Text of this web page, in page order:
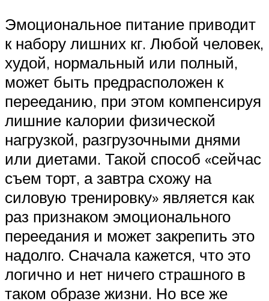
Эмоциональное питание приводит
к набору лишних кг. Любой человек,
худой, нормальный или полный,
может быть предрасположен к
перееданию, при этом компенсируя
лишние калории физической
нагрузкой, разгрузочными днями
или диетами. Такой способ «сейчас
съем торт, а завтра схожу на
силовую тренировку» является как
раз признаком эмоционального
переедания и может закрепить это
надолго. Сначала кажется, что это
логично и нет ничего страшного в
таком образе жизни. Но все же